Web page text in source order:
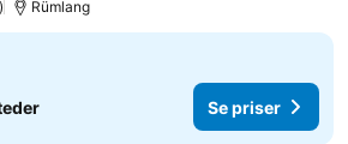
Rümlang
Se priser